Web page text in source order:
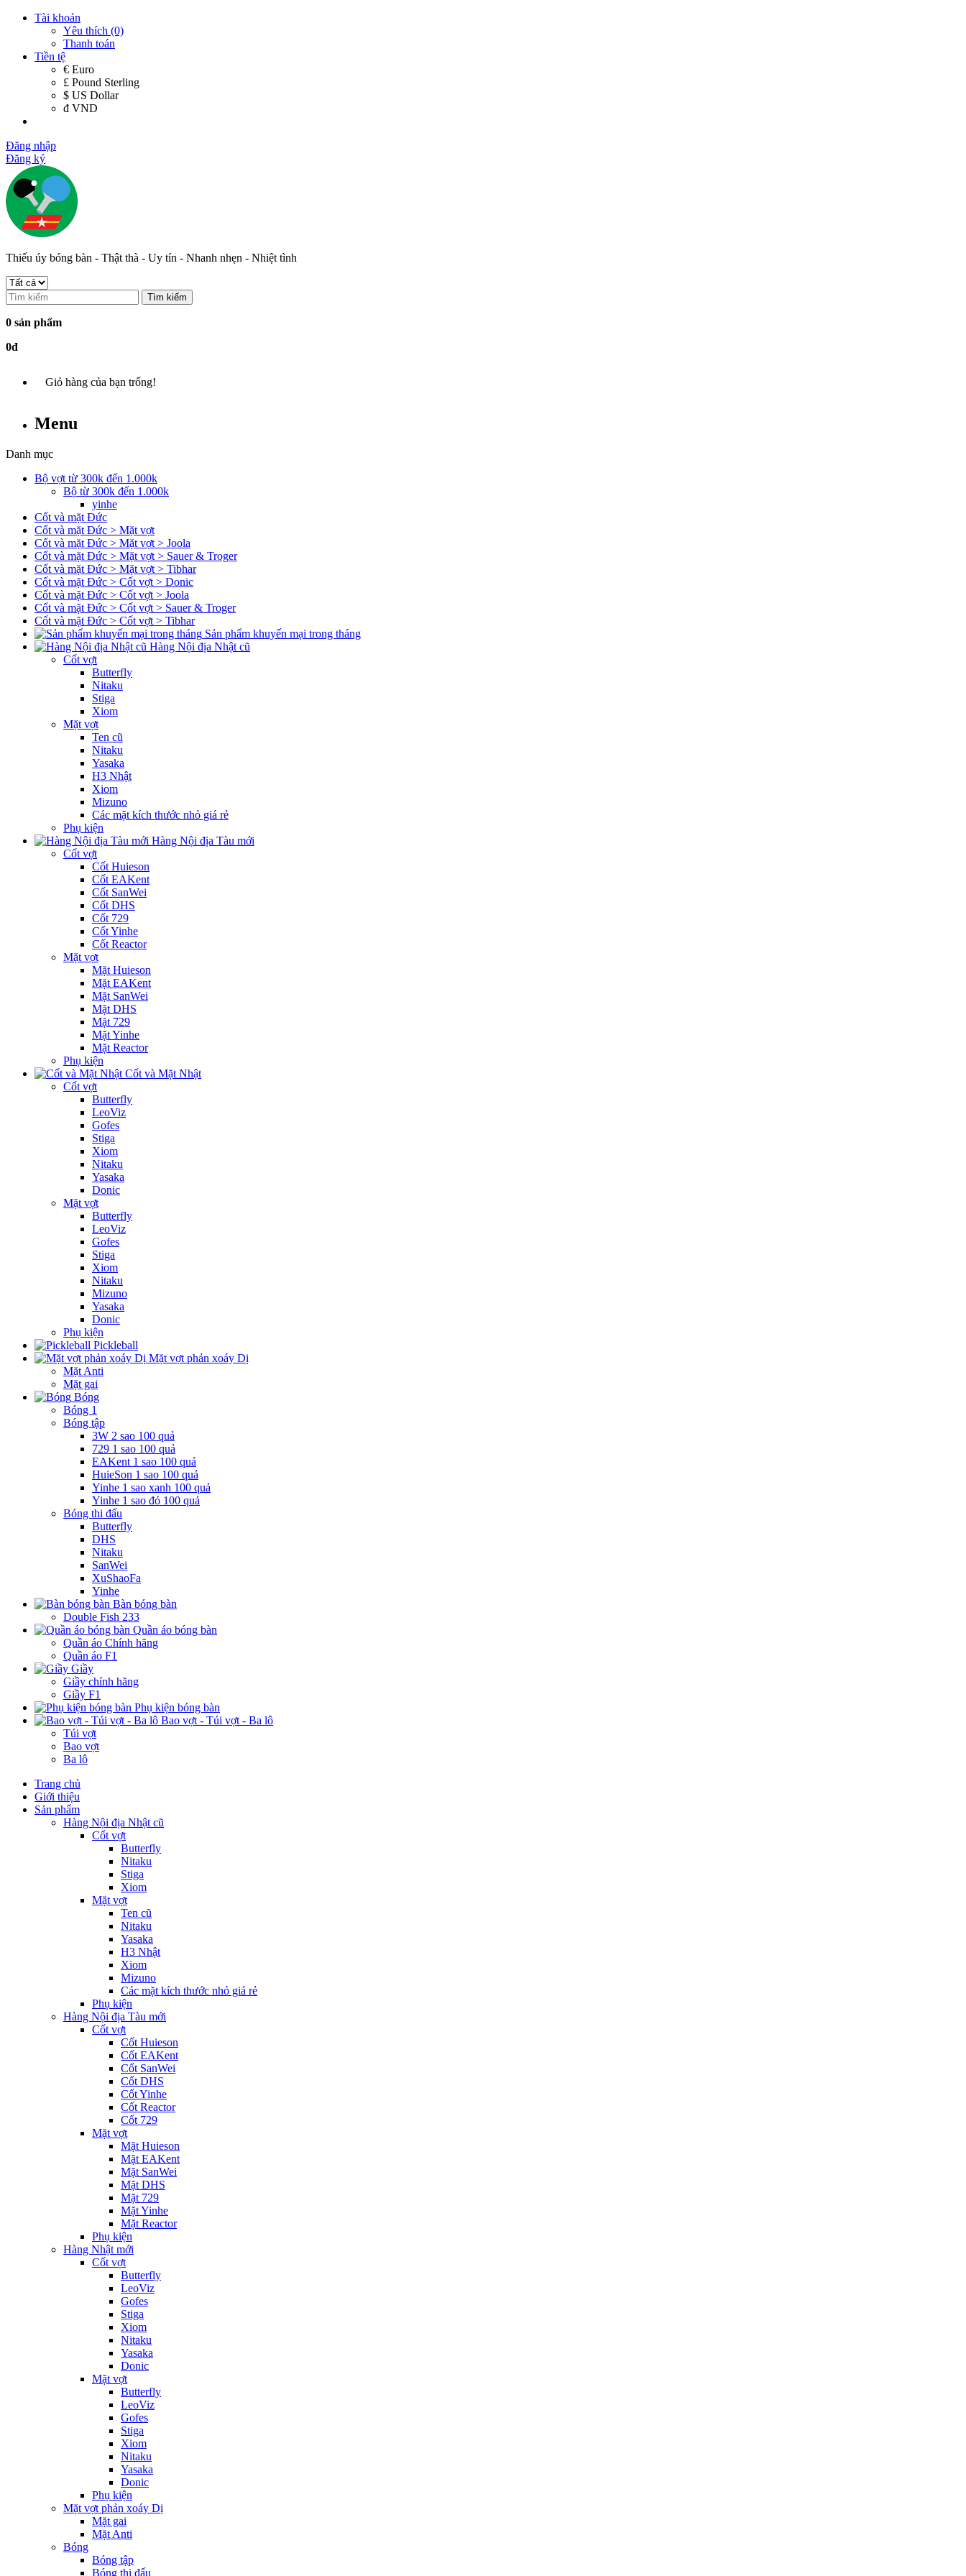
Tài khoản
Yêu thích (0)
Thanh toán
Tiền tệ
€ Euro
£ Pound Sterling
$ US Dollar
đ VND
Đăng nhập
Đăng ký
Thiếu úy bóng bàn - Thật thà - Uy tín - Nhanh nhẹn - Nhiệt tình
Tìm kiếm
0 sản phẩm
0đ
Giỏ hàng của bạn trống!
Menu
Danh mục
Bộ vợt từ 300k đến 1.000k
Bộ từ 300k đến 1.000k
yinhe
Cốt và mặt Đức
Cốt và mặt Đức > Mặt vợt
Cốt và mặt Đức > Mặt vợt > Joola
Cốt và mặt Đức > Mặt vợt > Sauer & Troger
Cốt và mặt Đức > Mặt vợt > Tibhar
Cốt và mặt Đức > Cốt vợt > Donic
Cốt và mặt Đức > Cốt vợt > Joola
Cốt và mặt Đức > Cốt vợt > Sauer & Troger
Cốt và mặt Đức > Cốt vợt > Tibhar
Sản phẩm khuyến mại trong tháng
Hàng Nội địa Nhật cũ
Cốt vợt
Butterfly
Nitaku
Stiga
Xiom
Mặt vợt
Ten cũ
Nitaku
Yasaka
H3 Nhật
Xiom
Mizuno
Các mặt kích thước nhỏ giá rẻ
Phụ kiện
Hàng Nội địa Tàu mới
Cốt vợt
Cốt Huieson
Cốt EAKent
Cốt SanWei
Cốt DHS
Cốt 729
Cốt Yinhe
Cốt Reactor
Mặt vợt
Mặt Huieson
Mặt EAKent
Mặt SanWei
Mặt DHS
Mặt 729
Mặt Yinhe
Mặt Reactor
Phụ kiện
Cốt và Mặt Nhật
Cốt vợt
Butterfly
LeoViz
Gofes
Stiga
Xiom
Nitaku
Yasaka
Donic
Mặt vợt
Butterfly
LeoViz
Gofes
Stiga
Xiom
Nitaku
Mizuno
Yasaka
Donic
Phụ kiện
Pickleball
Mặt vợt phản xoáy Dị
Mặt Anti
Mặt gai
Bóng
Bóng 1
Bóng tập
3W 2 sao 100 quả
729 1 sao 100 quả
EAKent 1 sao 100 quả
HuieSon 1 sao 100 quả
Yinhe 1 sao xanh 100 quả
Yinhe 1 sao đỏ 100 quả
Bóng thi đấu
Butterfly
DHS
Nitaku
SanWei
XuShaoFa
Yinhe
Bàn bóng bàn
Double Fish 233
Quần áo bóng bàn
Quần áo Chính hãng
Quần áo F1
Giầy
Giầy chính hãng
Giầy F1
Phụ kiện bóng bàn
Bao vợt - Túi vợt - Ba lô
Túi vợt
Bao vợt
Ba lô
Trang chủ
Giới thiệu
Sản phẩm
Hàng Nội địa Nhật cũ
Cốt vợt
Butterfly
Nitaku
Stiga
Xiom
Mặt vợt
Ten cũ
Nitaku
Yasaka
H3 Nhật
Xiom
Mizuno
Các mặt kích thước nhỏ giá rẻ
Phụ kiện
Hàng Nội địa Tàu mới
Cốt vợt
Cốt Huieson
Cốt EAKent
Cốt SanWei
Cốt DHS
Cốt Yinhe
Cốt Reactor
Cốt 729
Mặt vợt
Mặt Huieson
Mặt EAKent
Mặt SanWei
Mặt DHS
Mặt 729
Mặt Yinhe
Mặt Reactor
Phụ kiện
Hàng Nhật mới
Cốt vợt
Butterfly
LeoViz
Gofes
Stiga
Xiom
Nitaku
Yasaka
Donic
Mặt vợt
Butterfly
LeoViz
Gofes
Stiga
Xiom
Nitaku
Yasaka
Donic
Phụ kiện
Mặt vợt phản xoáy Dị
Mặt gai
Mặt Anti
Bóng
Bóng tập
Bóng thi đấu